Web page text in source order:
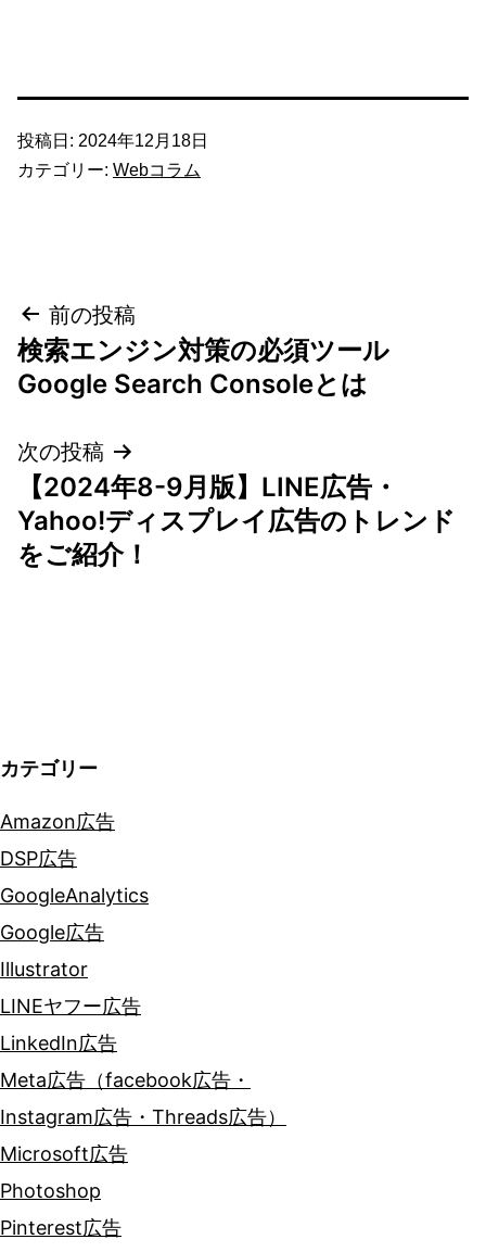
投稿日: 2024年12月18日
カテゴリー: Webコラム
投
稿
ビ
ゲ
ー
前の投稿
検索エンジン対策の必須ツール
Google Search Consoleとは
次の投稿
【2024年8-9月版】LINE広告・
Yahoo!ディスプレイ広告のトレンド
をご紹介！
カテゴリー
Amazon広告
DSP広告
GoogleAnalytics
Google広告
Illustrator
LINEヤフー広告
LinkedIn広告
Meta広告（facebook広告・
Instagram広告・Threads広告）
Microsoft広告
Photoshop
Pinterest広告